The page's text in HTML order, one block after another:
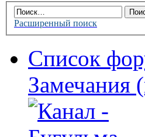
Расширенный поиск
Список
Замечания